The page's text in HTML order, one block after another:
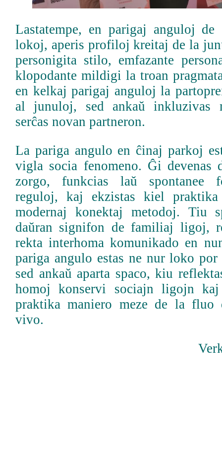
Lastatempe, en parigaj anguloj
lokoj, aperis profiloj kreitaj de la
personigita stilo, emfazante
klopodante mildigi la troan
en kelkaj parigaj anguloj la
al junuloj, sed ankaŭ inkluzivas
serĉas novan partneron.
La pariga angulo en ĉinaj parkoj
vigla socia fenomeno. Ĝi devenas
zorgo, funkcias laŭ spontanee
reguloj, kaj ekzistas kiel praktika
modernaj konektaj metodoj. Tiu
daŭran signifon de familiaj ligoj,
rekta interhoma komunikado en
pariga angulo estas ne nur loko
sed ankaŭ aparta spaco, kiu
homoj konservi sociajn ligojn
praktika maniero meze de la fluo
vivo.